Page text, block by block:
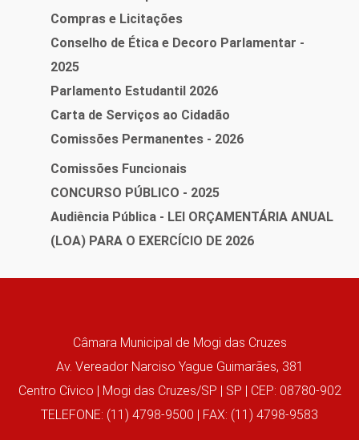
Compras e Licitações
Conselho de Ética e Decoro Parlamentar -
2025
Parlamento Estudantil 2026
Carta de Serviços ao Cidadão
Comissões Permanentes - 2026
Comissões Funcionais
CONCURSO PÚBLICO - 2025
Audiência Pública - LEI ORÇAMENTÁRIA ANUAL
(LOA) PARA O EXERCÍCIO DE 2026
Câmara Municipal de Mogi das Cruzes
Av. Vereador Narciso Yague Guimarães, 381
Centro Cívico | Mogi das Cruzes/SP | SP | CEP: 08780-902
TELEFONE: (11) 4798-9500 | FAX: (11) 4798-9583